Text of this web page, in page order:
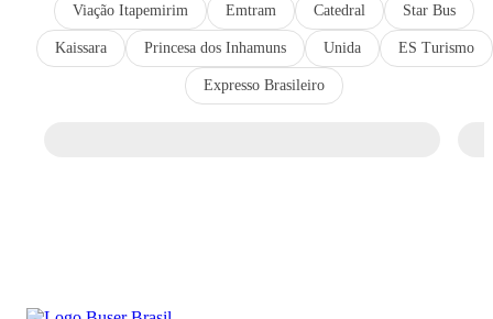
Viação Itapemirim Emtram Catedral Star Bus
Kaissara Princesa dos Inhamuns Unida ES Turismo
Expresso Brasileiro